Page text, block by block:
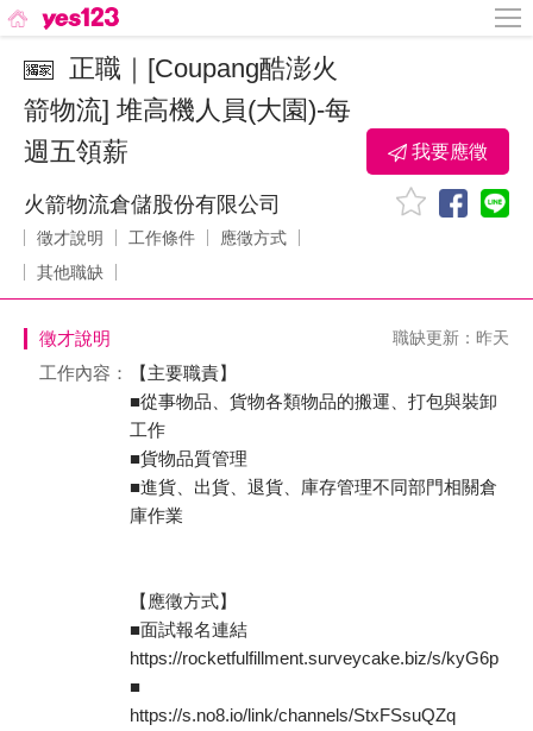
正職｜[Coupang酷澎火
箭物流] 堆高機人員(大園)-每
週五領薪
火箭物流倉儲股份有限公司
徵才說明 工作條件
應徵方式
其他職缺
我要應徵
徵才說明 職缺更新：昨天
工作內容：
【主要職責】
■從事物品、貨物各類物品的搬運、打包與裝卸
工作
■貨物品質管理
■進貨、出貨、退貨、庫存管理不同部門相關倉
庫作業
【應徵方式】
■面試報名連結
https://rocketfulfillment.surveycake.biz/s/kyG6p
■
https://s.no8.io/link/channels/StxFSsuQZq